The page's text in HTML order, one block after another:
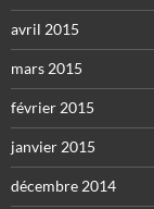
avril 2015
mars 2015
février 2015
janvier 2015
décembre 2014